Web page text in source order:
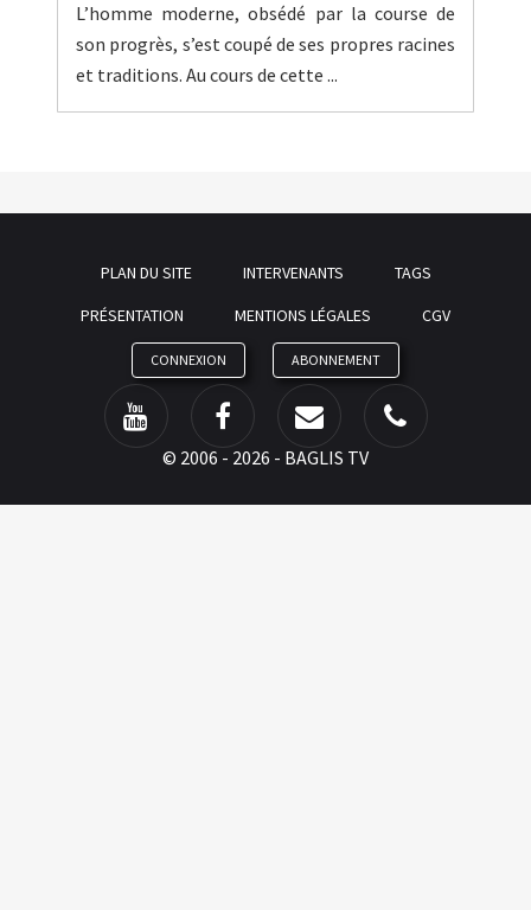
L’homme moderne, obsédé par la course de
son progrès, s’est coupé de ses propres racines
et traditions. Au cours de cette ...
PLAN DU SITE INTERVENANTS
TAGS
PRÉSENTATION
MENTIONS LÉGALES CGV
CONNEXION ABONNEMENT
© 2006 - 2026 - BAGLIS TV